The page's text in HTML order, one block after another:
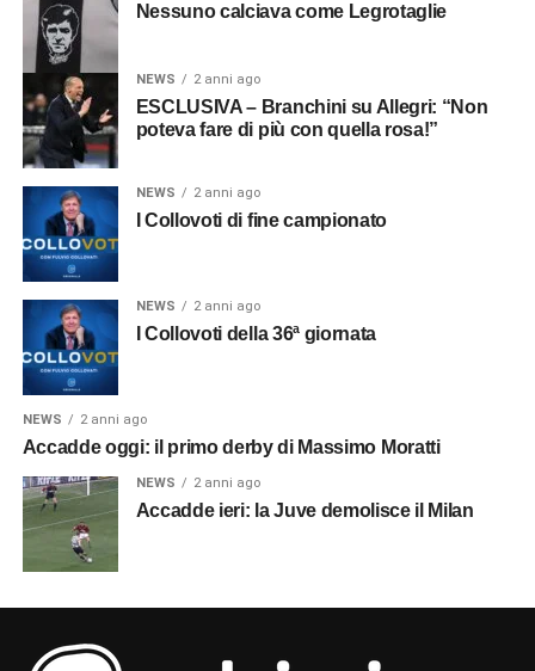
Nessuno calciava come Legrotaglie
NEWS 2 anni ago
ESCLUSIVA – Branchini su Allegri: “Non
poteva fare di più con quella rosa!”
NEWS 2 anni ago
I Collovoti di fine campionato
NEWS 2 anni ago
I Collovoti della 36ª giornata
NEWS 2 anni ago
Accadde oggi: il primo derby di Massimo Moratti
NEWS 2 anni ago
Accadde ieri: la Juve demolisce il Milan